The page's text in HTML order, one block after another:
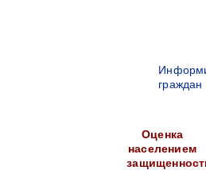
граждан
Оценка
населением